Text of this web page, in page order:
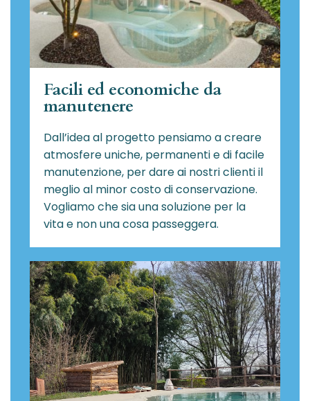
Facili ed economiche da
manutenere
Dall’idea al progetto pensiamo a creare
atmosfere uniche, permanenti e di facile
manutenzione, per dare ai nostri clienti il
meglio al minor costo di conservazione.
Vogliamo che sia una soluzione per la
vita e non una cosa passeggera.